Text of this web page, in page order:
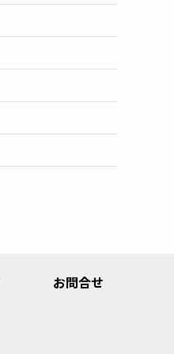
お問合せ